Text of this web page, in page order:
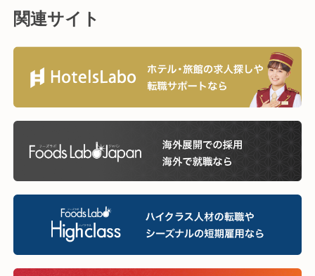
関連サイト